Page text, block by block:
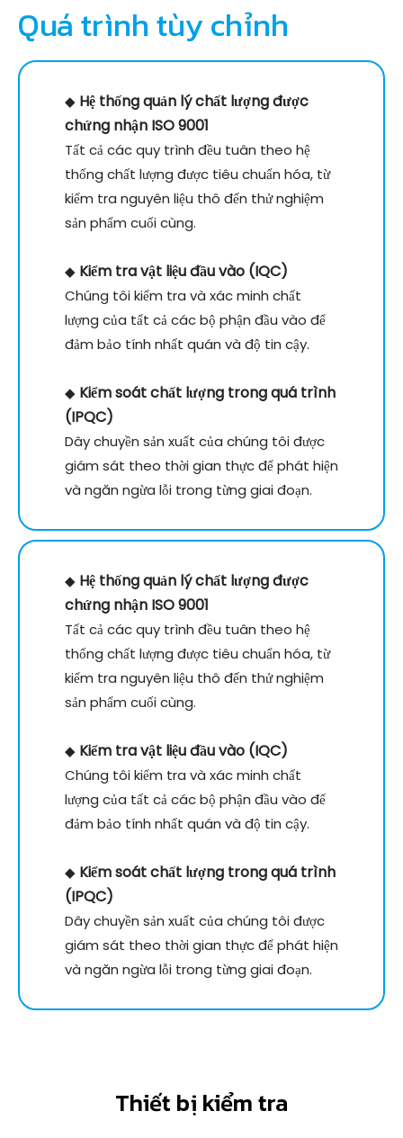
Quá trình tùy chỉnh
◆ Hệ thống quản lý chất lượng được
chứng nhận ISO 9001
Tất cả các quy trình đều tuân theo hệ
thống chất lượng được tiêu chuẩn hóa, từ
kiểm tra nguyên liệu thô đến thử nghiệm
sản phẩm cuối cùng.
◆ Kiểm tra vật liệu đầu vào (IQC)
Chúng tôi kiểm tra và xác minh chất
lượng của tất cả các bộ phận đầu vào để
đảm bảo tính nhất quán và độ tin cậy.
◆ Kiểm soát chất lượng trong quá trình
(IPQC)
Dây chuyền sản xuất của chúng tôi được
giám sát theo thời gian thực để phát hiện
và ngăn ngừa lỗi trong từng giai đoạn.
◆ Hệ thống quản lý chất lượng được
chứng nhận ISO 9001
Tất cả các quy trình đều tuân theo hệ
thống chất lượng được tiêu chuẩn hóa, từ
kiểm tra nguyên liệu thô đến thử nghiệm
sản phẩm cuối cùng.
◆ Kiểm tra vật liệu đầu vào (IQC)
Chúng tôi kiểm tra và xác minh chất
lượng của tất cả các bộ phận đầu vào để
đảm bảo tính nhất quán và độ tin cậy.
◆ Kiểm soát chất lượng trong quá trình
(IPQC)
Dây chuyền sản xuất của chúng tôi được
giám sát theo thời gian thực để phát hiện
và ngăn ngừa lỗi trong từng giai đoạn.
Thiết bị kiểm tra